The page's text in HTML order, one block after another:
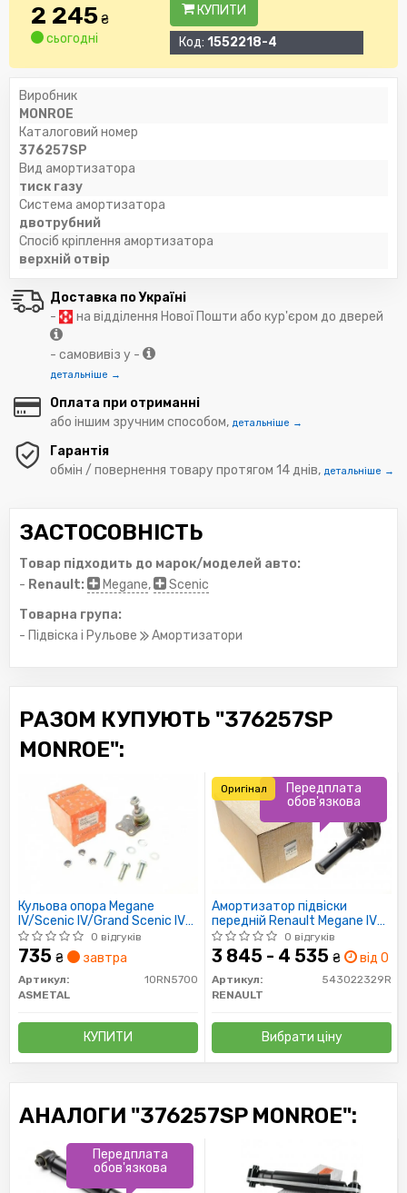
2 245₴
сьогодні
КУПИТИ
Код: 1552218-4
Виробник
MONROE
Каталоговий номер
376257SP
Вид амортизатора
тиск газу
Система амортизатора
двотрубний
Спосіб кріплення амортизатора
верхній отвір
Доставка по Україні
-
на відділення Нової Пошти або кур'єром до дверей
- самовивіз у -
детальніше →
Оплата при отриманні
або іншим зручним способом, детальніше →
Гарантія
обмін / повернення товару протягом 14 днів, детальніше →
ЗАСТОСОВНІСТЬ
Товар підходить до марок/моделей авто:
- Renault: Megane,
Scenic
Товарна група:
- Підвіска і Рульове
Амортизатори
РАЗОМ КУПУЮТЬ "376257SP
MONROE":
Кульова опора Megane
IV/Scenic IV/Grand Scenic IV
15-(конус 15,8мм))
0 відгуків
735 ₴ завтра
Артикул:
10RN5700
ASMETAL
КУПИТИ
Амортизатор підвіски
передній Renault Megane IV
2016- (543022329R) Renault
0 відгуків
3 845 - 4 535 ₴ від 0
Артикул:
543022329R
RENAULT
Вибрати ціну
Передплата
обов'язкова
Оригінал
АНАЛОГИ "376257SP MONROE":
Передплата
обов'язкова